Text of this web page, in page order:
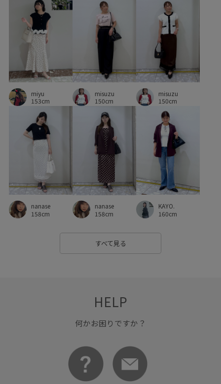
miyu
153cm
misuzu
150cm
misuzu
150cm
nanase
158cm
nanase
158cm
KAYO.
160cm
すべて見る
HELP
何かお困りですか？